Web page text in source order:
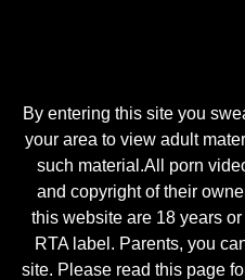
By entering this site you
your area to view adult
such material.All porn
and copyright of their
this website are 18 years
RTA label. Parents, you
site. Please read this page